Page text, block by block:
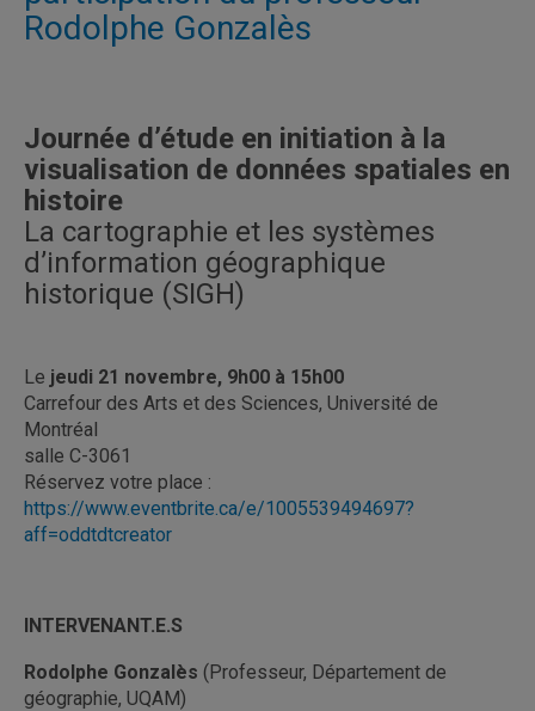
Rodolphe Gonzalès
Journée d’étude en initiation à la
visualisation de données spatiales en
histoire
La cartographie et les systèmes
d’information géographique
historique (SIGH)
Le jeudi 21 novembre, 9h00 à 15h00
Carrefour des Arts et des Sciences, Université de
Montréal
salle C-3061
Réservez votre place :
https://www.eventbrite.ca/e/1005539494697?
aff=oddtdtcreator
INTERVENANT.E.S
Rodolphe Gonzalès (Professeur, Département de
géographie, UQAM)